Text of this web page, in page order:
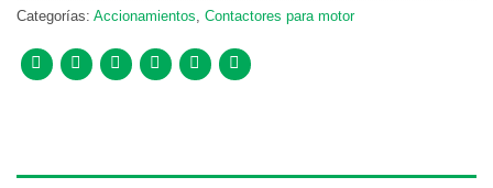
Categorías: Accionamientos Contactores para motor